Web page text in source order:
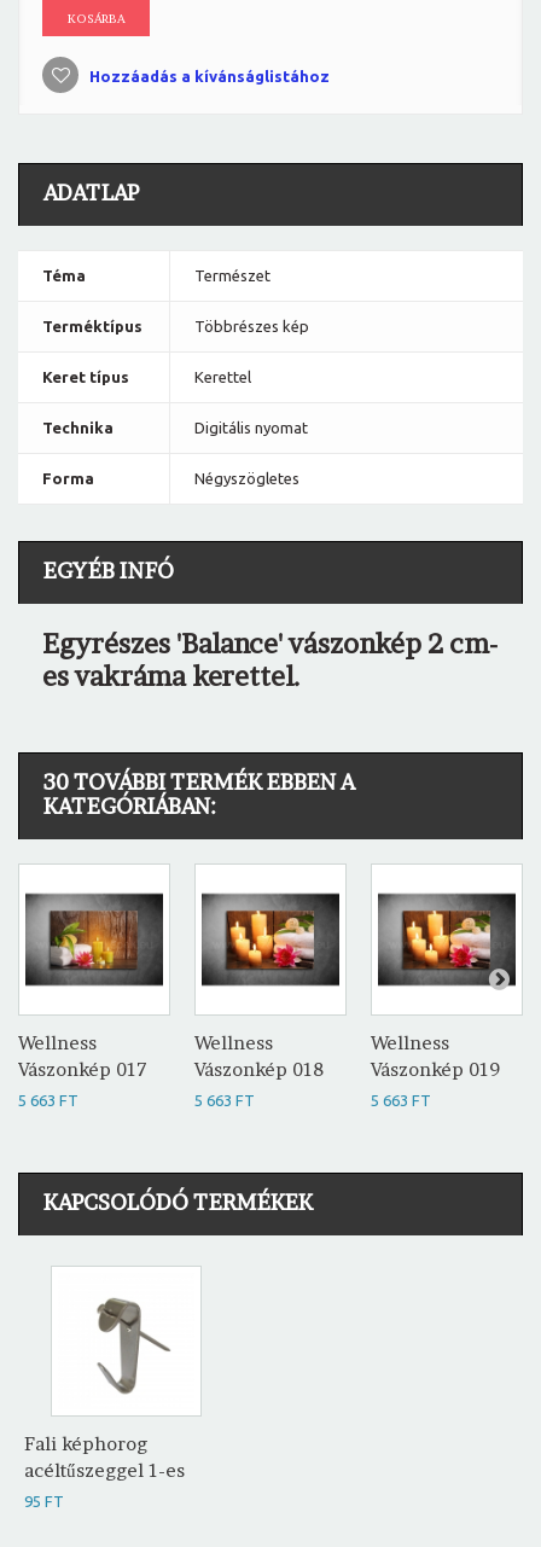
KOSÁRBA
Hozzáadás a kívánságlistához
ADATLAP
Téma Természet
Terméktípus Többrészes kép
Keret típus Kerettel
Technika Digitális nyomat
Forma Négyszögletes
EGYÉB INFÓ
Egyrészes 'Balance' vászonkép 2 cm-
es vakráma kerettel.
30 TOVÁBBI TERMÉK EBBEN A
KATEGÓRIÁBAN:
Wellness
Vászonkép 017
5 663 FT
Wellness
Vászonkép 018
5 663 FT
Wellness
Vászonkép 019
5 663 FT
KAPCSOLÓDÓ TERMÉKEK
Fali képhorog
acéltűszeggel 1-es
95 FT